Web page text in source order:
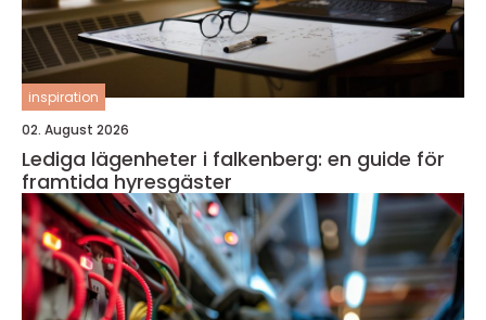
inspiration
02. August 2026
Lediga lägenheter i falkenberg: en guide för
framtida hyresgäster